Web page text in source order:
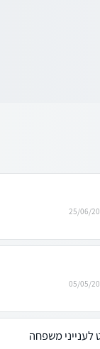
25/06/
05/05/
לענייני משפחה